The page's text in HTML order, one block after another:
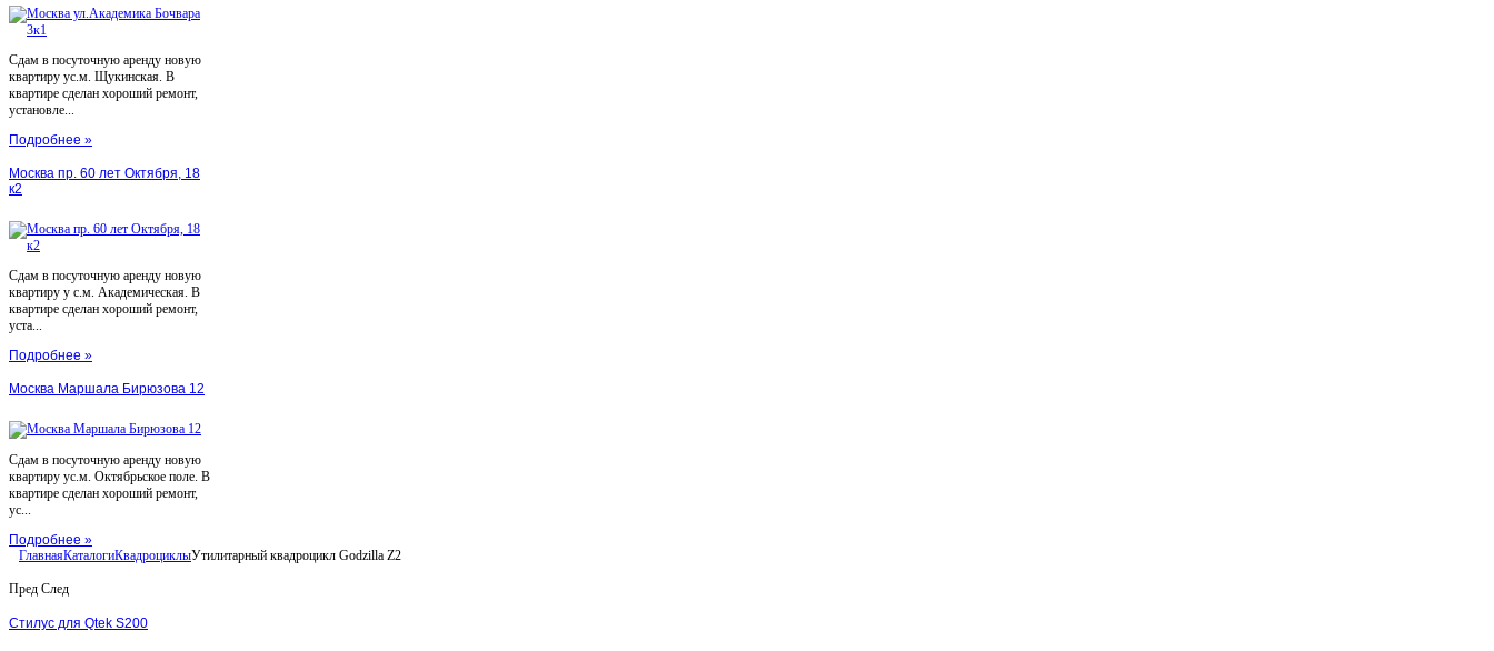
Сдам в посуточную аренду новую
квартиру ус.м. Щукинская. В
квартире сделан хороший ремонт,
установле...
Подробнее »
Москва пр. 60 лет Октября, 18
к2
Сдам в посуточную аренду новую
квартиру у с.м. Академическая. В
квартире сделан хороший ремонт,
уста...
Подробнее »
Москва Маршала Бирюзова 12
Сдам в посуточную аренду новую
квартиру ус.м. Октябрьское поле. В
квартире сделан хороший ремонт,
ус...
Подробнее »
ГлавнаяКаталогиКвадроциклыУтилитарный квадроцикл Godzilla Z2
Пред След
Стилус для Qtek S200